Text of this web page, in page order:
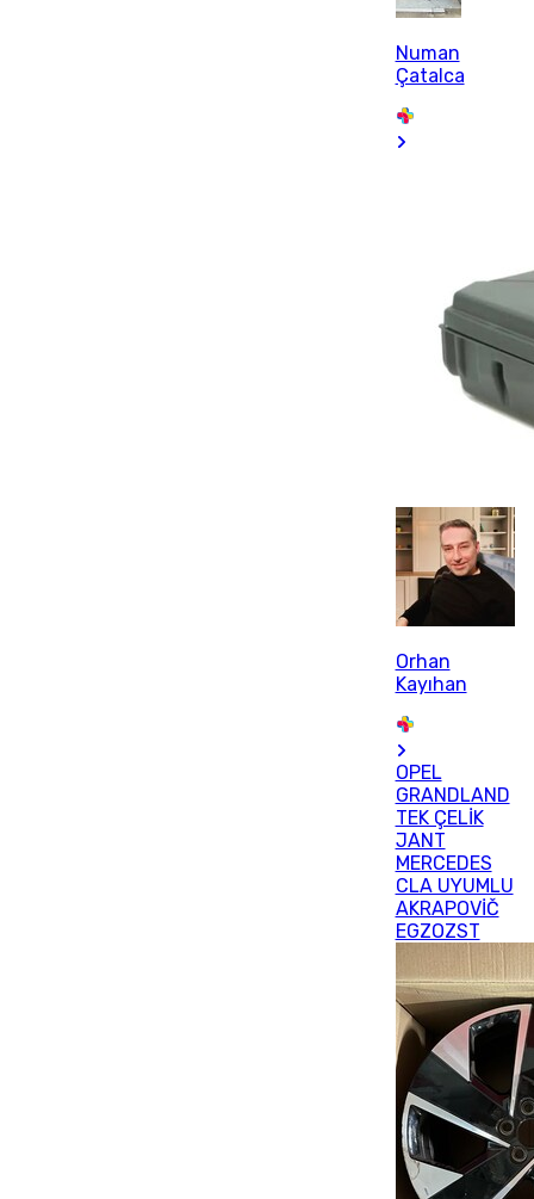
Numan
Çatalca
Orhan
Kayıhan
OPEL
GRANDLAND
TEK ÇELİK
JANT
MERCEDES
CLA UYUMLU
AKRAPOVİČ
EGZOZST